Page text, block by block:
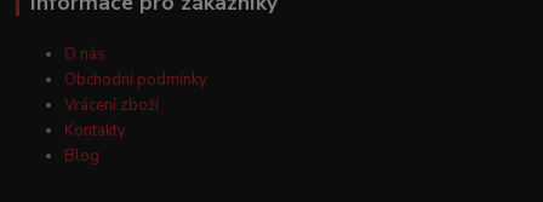
O nás
Obchodní podmínky
Vrácení zboží
Kontakty
Blog